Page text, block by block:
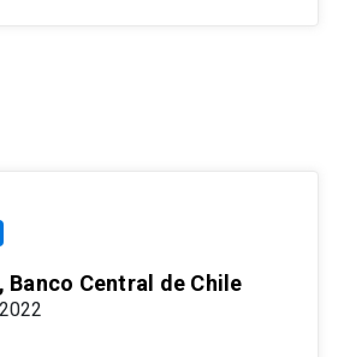
Banco Central de Chile